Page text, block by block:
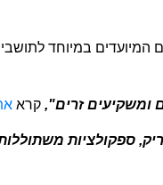
המיועדים במיוחד
ומשקיעים זרים", ‏קרא ‏
ספקולציות